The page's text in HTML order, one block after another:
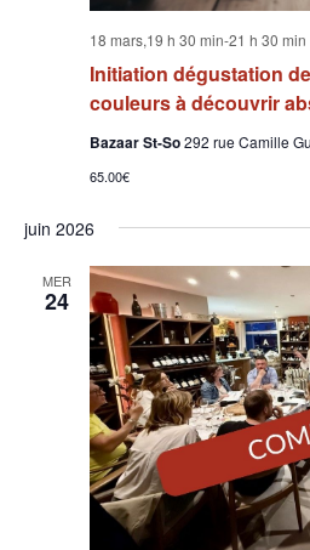
Initiation dégustation
couleurs à découvrir
18 mars,19 h 30 min-21 h 30 min
Bazaar St-So292 rue Camille
65.00€
juin 2026
MER
24